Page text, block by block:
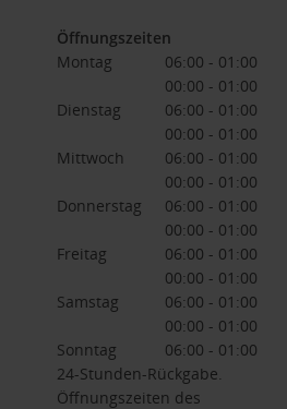
Öffnungszeiten
Montag
06:00 - 01:00
00:00 - 01:00
Dienstag
06:00 - 01:00
00:00 - 01:00
Mittwoch
06:00 - 01:00
00:00 - 01:00
Donnerstag
06:00 - 01:00
00:00 - 01:00
Freitag
06:00 - 01:00
00:00 - 01:00
Samstag
06:00 - 01:00
00:00 - 01:00
Sonntag
06:00 - 01:00
24-Stunden-Rückgabe.
Öffnungszeiten des